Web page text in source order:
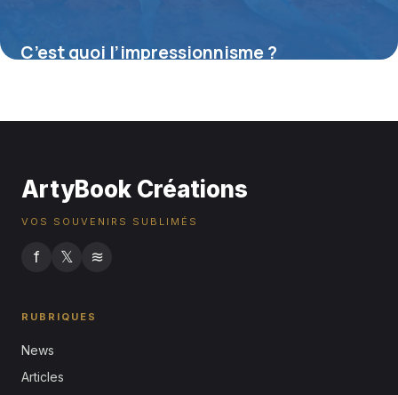
C’est quoi l’impressionnisme ?
ArtyBook Créations
VOS SOUVENIRS SUBLIMÉS
f 𝕏 ≋
RUBRIQUES
News
Articles